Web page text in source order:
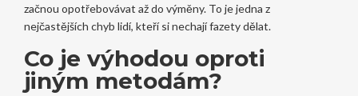
začnou opotřebovávat až do výměny. To je jedna z
nejčastějších chyb lidí, kteří si nechají fazety dělat.
Co je výhodou oproti
jiným metodám?